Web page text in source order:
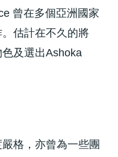
曾在多個亞洲國家
。估計在不久的將
及選出Ashoka
格，亦曾為一些團